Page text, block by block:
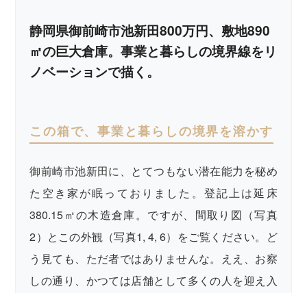
静岡県御前崎市池新田800万円、敷地890
㎡の巨大倉庫。事業と暮らしの境界線をリ
ノベーションで描く。
この箱で、事業と暮らしの境界を溶かす
御前崎市池新田に、とてつもない潜在能力を秘め
た空き家が眠っておりました。登記上は延床
380.15㎡の木造倉庫。ですが、間取り図（写真
2）とこの外観（写真1, 4, 6）をご覧ください。ど
う見ても、ただ者ではありませんな。ええ、お察
しの通り、かつては店舗として多くの人を迎え入